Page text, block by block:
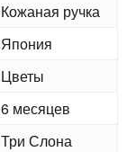
Кожаная ручка
Япония
Цветы
6 месяцев
Три Слона